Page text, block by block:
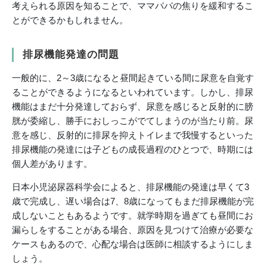
考えられる原因を知ることで、ママパパの焦りを緩和するこ
とができるかもしれません。
排尿機能発達の問題
一般的に、2～3歳になると昼間起きている間に尿意を自覚す
ることができるようになるといわれています。しかし、排尿
機能はまだ十分発達しておらず、尿意を感じると反射的に膀
胱が委縮し、勝手におしっこがでてしまうのが当たり前。尿
意を感じ、反射的に排尿を抑えトイレまで我慢するといった
排尿機能の発達には子どもの成長過程のひとつで、時期には
個人差があります。
日本小児泌尿器科学会によると、排尿機能の発達は早くて3
歳で完成し、遅い場合は7、8歳になってもまだ排尿機能が完
成しないこともあるようです。就学時期を過ぎても昼間にお
漏らしをすることがある場合、原因を見つけて治療が必要な
ケースもあるので、心配な場合は医師に相談するようにしま
しょう。